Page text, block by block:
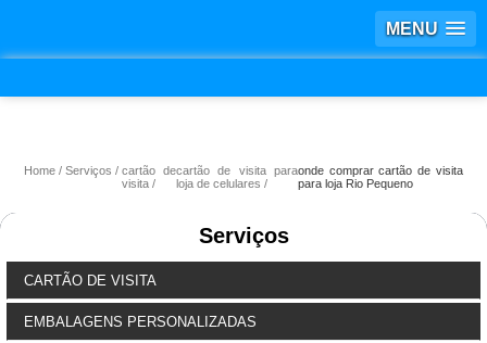
MENU
Home Serviços
cartão de
visita
cartão de visita para
loja de celulares
onde comprar cartão de visita
para loja Rio Pequeno
Serviços
CARTÃO DE VISITA
EMBALAGENS PERSONALIZADAS